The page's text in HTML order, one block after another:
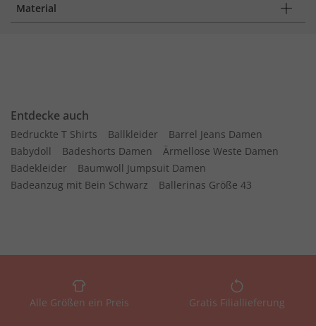
Material
Entdecke auch
Bedruckte T Shirts Ballkleider
Barrel Jeans Damen
Babydoll
Badeshorts Damen
Ärmellose Weste Damen
Badekleider
Baumwoll Jumpsuit Damen
Badeanzug mit Bein Schwarz
Ballerinas Größe 43
Alle Größen ein Preis Gratis Filiallieferung